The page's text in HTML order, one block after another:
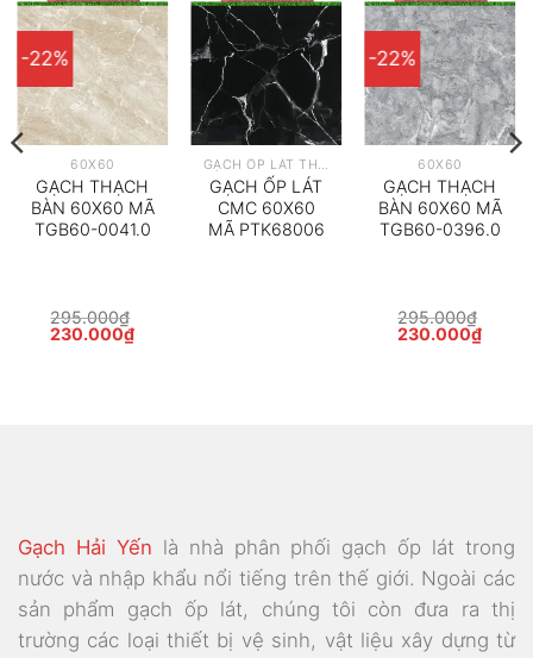
-22%
60X60
GẠCH THẠCH
BÀN 60X60 MÃ
TGB60-0041.0
295.000₫
Giá
230.000₫Giá
GẠCH ỐP LÁT THEO HÃNG
GẠCH ỐP LÁT
CMC 60X60
MÃ PTK68006
-22%
60X60
GẠCH THẠCH
BÀN 60X60 MÃ
TGB60-0396.0
295.000₫
Giá
230.000₫Giá
Gạch Hải Yến là nhà phân phối gạch ốp lát trong
nước và nhập khẩu nổi tiếng trên thế giới. Ngoài các
sản phẩm gạch ốp lát, chúng tôi còn đưa ra thị
trường các loại thiết bị vệ sinh, vật liệu xây dựng từ